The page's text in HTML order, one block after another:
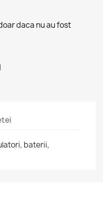
daca nu au fost
baterii,